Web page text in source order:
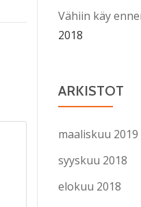
Vähiin käy
2018
ARKISTOT
maaliskuu 2019
syyskuu 2018
elokuu 2018